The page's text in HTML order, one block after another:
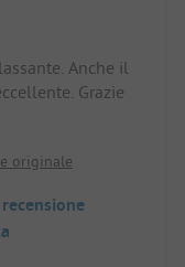
Anche il
Grazie
originale